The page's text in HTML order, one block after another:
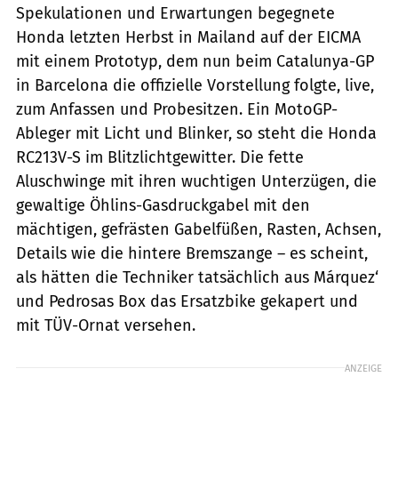
Spekulationen und Erwartungen begegnete
Honda letzten Herbst in Mailand auf der EICMA
mit einem Prototyp, dem nun beim Catalunya-GP
in Barcelona die offizielle Vorstellung folgte, live,
zum Anfassen und Probesitzen. Ein MotoGP-
Ableger mit Licht und Blinker, so steht die Honda
RC213V-S im Blitzlichtgewitter. Die fette
Aluschwinge mit ihren wuchtigen Unterzügen, die
gewaltige Öhlins-Gasdruckgabel mit den
mächtigen, gefrästen Gabelfüßen, Rasten, Achsen,
Details wie die hintere Bremszange – es scheint,
als hätten die Techniker tatsächlich aus Márquez‘
und Pedrosas Box das Ersatzbike gekapert und
mit TÜV-Ornat versehen.
ANZEIGE